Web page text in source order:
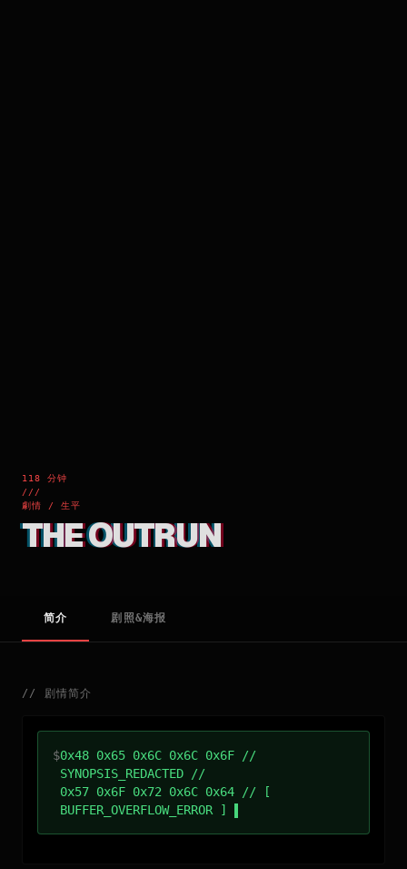
118 分钟
///
劇情 / 生平
THE OUTRUN
简介 剧照&海报
// 剧情简介
$0x48 0x65 0x6C 0x6C 0x6F //
SYNOPSIS_REDACTED //
0x57 0x6F 0x72 0x6C 0x64 // [
BUFFER_OVERFLOW_ERROR ]